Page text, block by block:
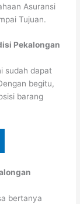
Asuransi
Tujuan.
Pekalongan
sudah dapat
begitu,
barang
bertanya